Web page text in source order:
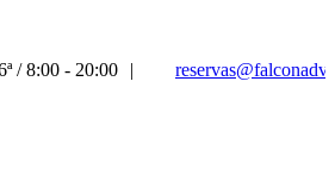
/ 8:00 - 20:00 |